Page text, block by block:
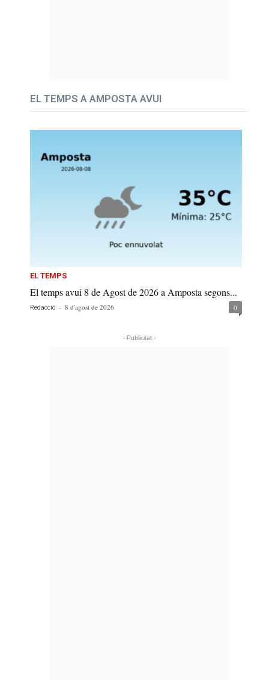
EL TEMPS A AMPOSTA AVUI
EL TEMPS
El temps avui 8 de Agost de 2026 a Amposta segons...
Redacció - 8 d'agost de 2026 0
- Publicitat -